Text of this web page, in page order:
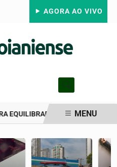
AGORA AO VIVO
CONTAS PÚBLICAS
MENU